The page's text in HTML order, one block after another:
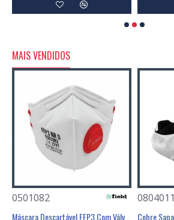
MAIS VENDIDOS
0501082 0804011